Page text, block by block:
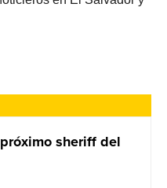
sheriff del